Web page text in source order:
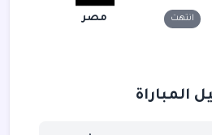
انتهت مصر
المباراة